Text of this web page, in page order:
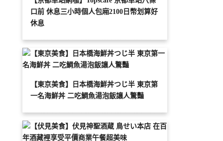
口前 休息三小時個人包廂2100日幣划算好
休息
【東京美食】日本橋海鮮丼つじ半 東京第
一名海鮮丼 二吃鯛魚湯泡飯讓人驚豔